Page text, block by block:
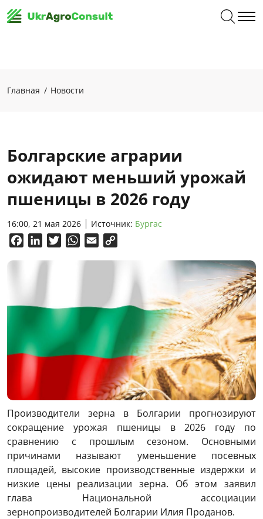
Главная Новости
Болгарские аграрии
ожидают меньший урожай
пшеницы в 2026 году
16:00, 21 мая 2026 Источник: Бургас
FacebookLinkedInTwitterWhatsApp
Email
Производители зерна в Болгарии прогнозируют
сокращение урожая пшеницы в 2026 году по
сравнению с прошлым сезоном. Основными
причинами называют уменьшение посевных
площадей, высокие производственные издержки и
низкие цены реализации зерна. Об этом заявил
глава Национальной ассоциации
зернопроизводителей Болгарии Илия Проданов.